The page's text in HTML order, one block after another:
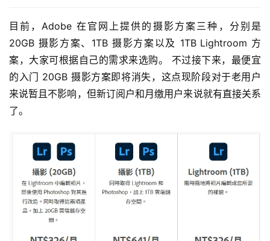
目前，Adobe 在官网上提供的摄影方案三种，分别是
20GB 摄影方案、1TB 摄影方案以及 1TB Lightroom 方
案，大家可根据自己的需求来选购。 不过接下来，最便宜
的入门 20GB 摄影方案即将消失，这点现阶段对于老用户
来说暂且不影响，但新订阅户和月缴用户来说就有直接关系
了。